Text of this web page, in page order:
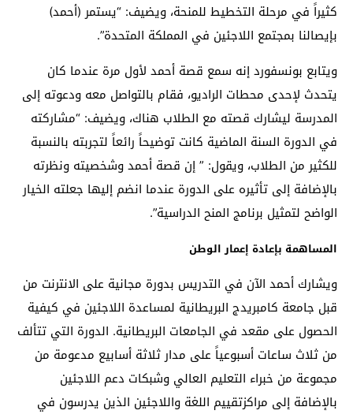
كثيراً في مرحلة التخطيط للمنحة، ويضيف: “يستمر (أحمد)
بإيصالنا بمجتمع اللاجئين في المملكة المتحدة”.
ويتابع بونسفورد إنه سمع قصة أحمد لأول مرة عندما كان
يتحدث لإحدى محطات الراديو، فقام بالتواصل معه ودعوته إلى
المدرسة ليشارك قصته مع الطلاب هناك، ويضيف: “مشاركته
في الدورة السنة الماضية كانت توضيحاً رائعاً لتجربته بالنسبة
للكثير من الطلاب، ويقول: ” إن قصة أحمد وشخصيته ونظرته
بالإضافة إلى تأثيره على الدورة عندما انضم إليها جعلته الخيار
الواضح لتمثيل برنامج المنح الدراسية”.
المساهمة بإعادة إعمار الوطن
ويشارك أحمد الآن في التدريس بدورة مجانية على الانترنت من
قبل جامعة كامبريدج البريطانية لمساعدة اللاجئين في كيفية
الحصول على مقعد في الجامعات البريطانية. الدورة التي تتألف
من ثلاث ساعات أسبوعياً على مدار ثلاثة أسابيع مدعومة من
مجموعة من خبراء التعليم العالي وشبكات دعم اللاجئين
بالإضافة إلى مراكزتقييم اللغة واللاجئين الذين يدرسون في